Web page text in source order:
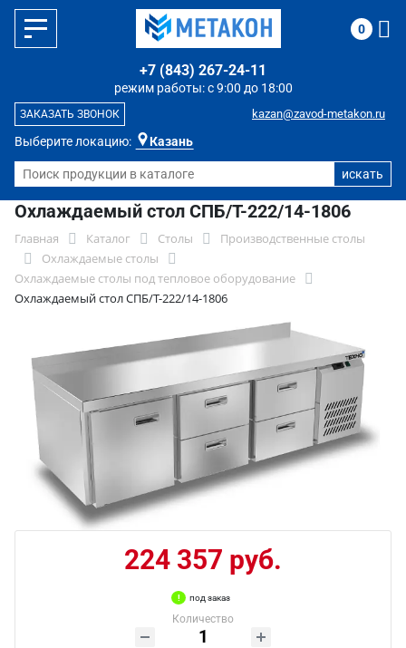
Выберите локацию: Казань
режим работы: с 9:00 до 18:00
+7 (843) 267-24-11
kazan@zavod-metakon.ru
ЗАКАЗАТЬ ЗВОНОК
0
Охлаждаемый стол СПБ/Т-222/14-1806
Главная Каталог Столы
Производственные столы
Охлаждаемые столы
Охлаждаемые столы под тепловое оборудование
Охлаждаемый стол СПБ/Т-222/14-1806
224 357 руб.
под заказ
Количество